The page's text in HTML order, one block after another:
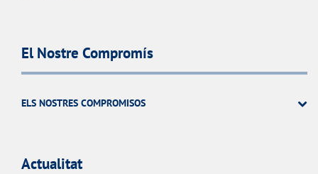
El Nostre Compromís
ELS NOSTRES COMPROMISOS
Actualitat